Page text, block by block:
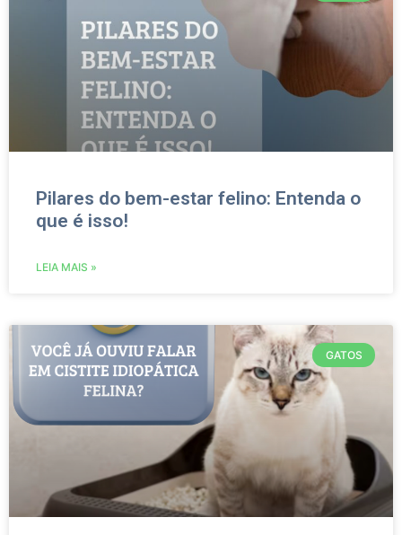
Pilares do bem-estar felino: Entenda o
que é isso!
LEIA MAIS »
GATOS